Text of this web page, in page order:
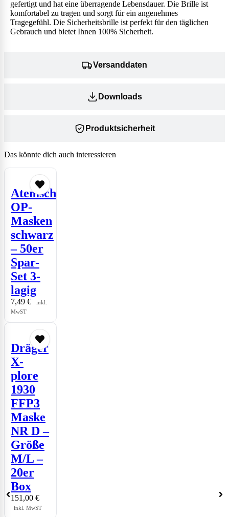
Versanddaten
Downloads
Produktsicherheit
gefertigt und hat eine überragende Lebensdauer. Die Brille ist
komfortabel zu tragen und sorgt für ein angenehmes
Tragegefühl. Die Sicherheitsbrille ist perfekt für den täglichen
Gebrauch und bietet Ihnen 100% Sicherheit.
Das könnte dich auch interessieren
Atemschutz-
OP-
Masken
schwarz
– 50er
Spar-
Set 3-
lagig
7,49 €
inkl.
MwST
Dräger
X-
plore
1930
FFP3
Maske
NR D –
Größe
M/L –
20er
Box
151,00 €
inkl. MwST